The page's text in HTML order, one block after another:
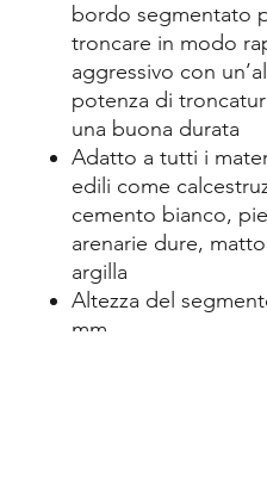
bordo segmentato
troncare in modo
aggressivo con
potenza di
una buona durata
Adatto a tutti i
edili come
cemento bianco,
arenarie dure,
argilla
Altezza del
mm